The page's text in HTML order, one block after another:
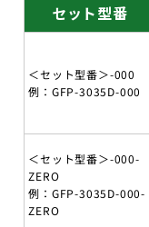
セット型番
＜セット型番＞-000
例：GFP-3035D-000
＜セット型番＞-000-
ZERO
例：GFP-3035D-000-
ZERO